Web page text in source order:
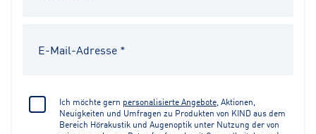
Ich möchte gern personalisierte Angebote, Aktionen,
Neuigkeiten und Umfragen zu Produkten von KIND aus dem
Bereich Hörakustik und Augenoptik unter Nutzung der von